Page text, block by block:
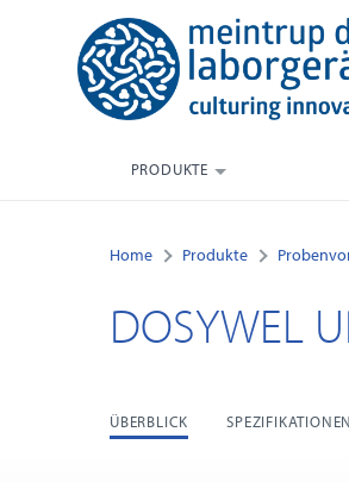
PRODUKTE
Home Produkte
DOSYWEL
ÜBERBLICK SPEZIFIKATIONEN